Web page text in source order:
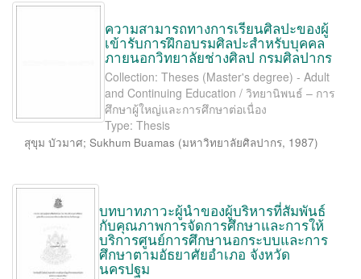
ความสามารถทางการเรียนศิลปะของผู้
เข้ารับการฝึกอบรมศิลปะสำหรับบุคคล
ภายนอกวิทยาลัยช่างศิลป กรมศิลปากร
Collection: Theses (Master's degree) - Adult
and Continuing Education / วิทยานิพนธ์ – การ
ศึกษาผู้ใหญ่และการศึกษาต่อเนื่อง
Type: Thesis
สุขุม บัวมาศ; Sukhum Buamas (มหาวิทยาลัยศิลปากร, 1987)
บทบาทภาวะผู้นำของผู้บริหารที่สัมพันธ์
กับคุณภาพการจัดการศึกษาและการให้
บริการศูนย์การศึกษานอกระบบและการ
ศึกษาตามอัธยาศัยอำเภอ จังหวัด
นครปฐม